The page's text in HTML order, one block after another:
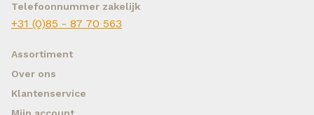
Assortiment
Over ons
Klantenservice
Telefoonnummer zakelijk
+31 (0)85 - 87 70 563